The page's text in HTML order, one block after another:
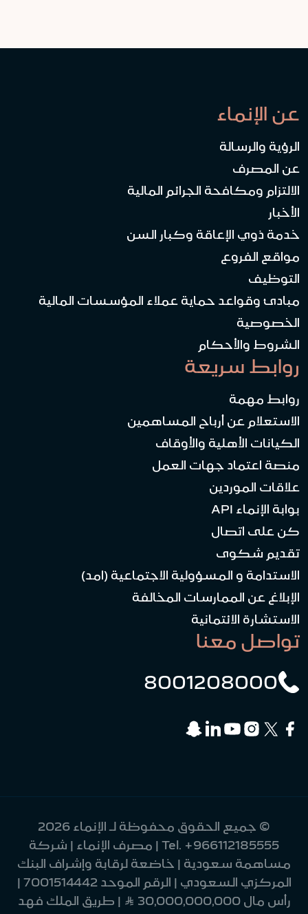
عن الإنماء
الرؤية والرسالة
عن المصرف
الالتزام ومكافحة الجرائم المالية
الأخبار
خدمة ذوي الإعاقة وكبار السن
مواقع الفروع
التوظيف
مبادئ وقواعد حماية عملاء المؤسسات المالية
الخصوصية
الشروط والأحكام
روابط سريعة
روابط مهمة
الاستعلام عن أرباح المساهمين
الكيانات الأهلية والأوقاف
منصة اعتماد جهات العمل
علاقات الموردين
بوابة الإنماء API
كن على اتصال
تقديم شكوى
الاستدامة و المسؤولية الاجتماعية (امد)
الإبلاغ عن الممارسات المخالفة
الاستشارة الائتمانية
تواصل معنا
8001208000
© جميع الحقوق محفوظة لـ الإنماء 2026
Tel. +966112185555
| مصرف الإنماء | شركة
مساهمة سعودية | خاضعة لرقابة وإشراف البنك
المركزي السعودي | الرقم الموحد 7001514442 |
رأس مال 30,000,000,000 Ʀ | طريق الملك فهد